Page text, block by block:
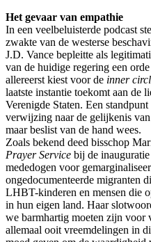
Het gevaar van empathie
In een veelbeluisterde podcast
zwakte van de westerse
J.D. Vance bepleitte als
van de huidige regering een
allereerst kiest voor de inner
laatste instantie toekomt aan de
Verenigde Staten. Een
verwijzing naar de gelijkenis
maar beslist van de hand wees.
Zoals bekend deed bisschop
Prayer Service bij de
mededogen voor
ongedocumenteerde migranten
LHBT-kinderen en mensen die
in hun eigen land. Haar
we barmhartig moeten zijn voor
allemaal ooit vreemdelingen in